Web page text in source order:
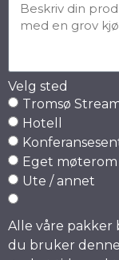
Velg sted
Tromsø
Hotell
Eget møterom
Ute / annet
Alle våre pakker
du bruker